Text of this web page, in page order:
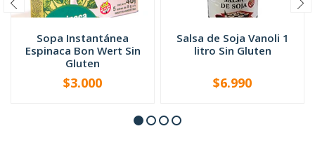
Sopa Instantánea
Espinaca Bon Wert Sin
Gluten
+
$3.000
Salsa de Soja Vanoli 1
litro Sin Gluten
+
$6.990